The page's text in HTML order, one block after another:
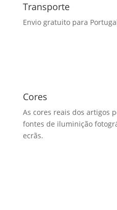
Transporte
Envio gratuito para
Cores
As cores reais dos artigos
fontes de iluminição
ecrãs.